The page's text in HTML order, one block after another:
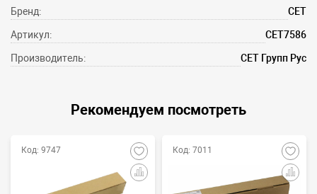
Бренд: CET
Артикул: CET7586
Производитель: СЕТ Групп Рус
Рекомендуем посмотреть
Код: 9747 Код: 7011